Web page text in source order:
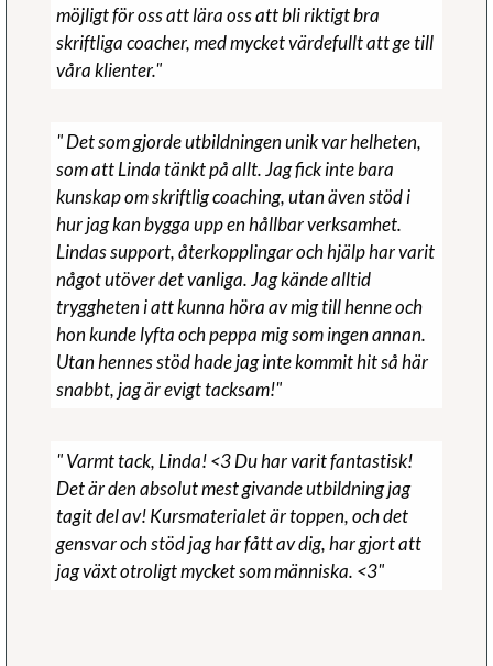
möjligt för oss att lära oss att bli riktigt bra
skriftliga coacher, med mycket värdefullt att ge till
våra klienter."
" Det som gjorde utbildningen unik var helheten,
som att Linda tänkt på allt. Jag fick inte bara
kunskap om skriftlig coaching, utan även stöd i
hur jag kan bygga upp en hållbar verksamhet.
Lindas support, återkopplingar och hjälp har varit
något utöver det vanliga. Jag kände alltid
tryggheten i att kunna höra av mig till henne och
hon kunde lyfta och peppa mig som ingen annan.
Utan hennes stöd hade jag inte kommit hit så här
snabbt, jag är evigt tacksam!"
" Varmt tack, Linda! <3 Du har varit fantastisk!
Det är den absolut mest givande utbildning jag
tagit del av! Kursmaterialet är toppen, och det
gensvar och stöd jag har fått av dig, har gjort att
jag växt otroligt mycket som människa. <3"